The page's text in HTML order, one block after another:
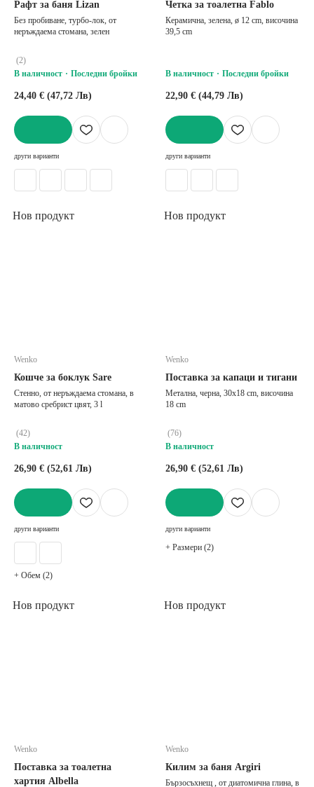
Рафт за баня Lizan
Без пробиване, турбо-лок, от
неръждаема стомана, зелен
(2)
В наличност
Последни бройки
24,40 € (47,72 Лв)
други варианти
Четка за тоалетна Fablo
Керамична, зелена, ø 12 cm, височина
39,5 cm
В наличност Последни бройки
22,90 € (44,79 Лв)
други варианти
Нов продукт
Wenko
Кошче за боклук Sare
Стенно, от неръждаема стомана, в
матово сребрист цвят, 3 l
(42)
В наличност
26,90 € (52,61 Лв)
други варианти
+ Обем (2)
Нов продукт
Wenko
Поставка за капаци и тигани
Метална, черна, 30x18 cm, височина
18 cm
(76)
В наличност
26,90 € (52,61 Лв)
други варианти
+ Размери (2)
Нов продукт
Wenko
Поставка за тоалетна
хартия Albella
Нов продукт
Wenko
Килим за баня Argiri
Бързосъхнещ , от диатомична глина, в